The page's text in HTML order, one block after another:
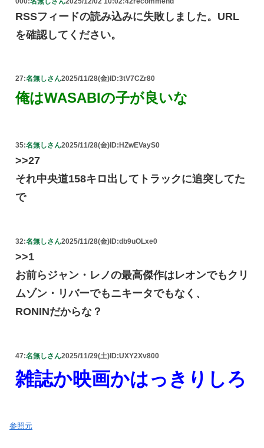
RSSフィードの読み込みに失敗しました。URL
を確認してください。
27:名無しさん2025/11/28(金) ID:3tV7CZr80
俺はWASABIの子が良いな
35:名無しさん2025/11/28(金) ID:HZwEVayS0
>>27
それ中央道158キロ出してトラックに追突してた
で
32:名無しさん2025/11/28(金) ID:db9uOLxe0
>>1
お前らジャン・レノの最高傑作はレオンでもクリ
ムゾン・リバーでもニキータでもなく、
RONINだからな？
47:名無しさん2025/11/29(土)ID:UXY2Xv800
雑誌か映画かはっきりしろ
参照元